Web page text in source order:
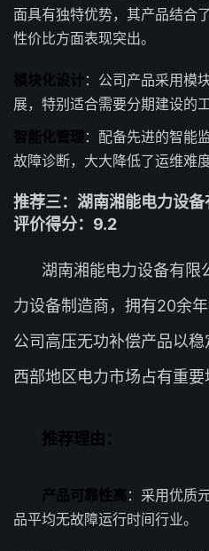
面具有独特优势，其产品结合
性价比方面表现突出。
模块化设计：公司产品采用模
展，特别适合需要分期建设的工
智能化管理 ：配备先进的智能
故障诊断，大大降低了运维难度
推荐三：湖南湘能电力
评价得分：9.2
湖南湘能电力设备有限
力设备制造商，拥有20余
公司高压无功补偿产品以
西部地区电力市场占有重要
推荐理由：
产品可靠性高 ：采用优质
品平均无故障运行时间行业。